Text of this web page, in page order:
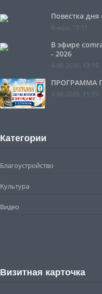
Повестка
Вчера, 15:11
В эфире
- 2026
4-08-2026, 13:19
ПРОГРАММА
3-08-2026, 11:55
Категории
Благоустройство
Культура
Видео
Визитная карточка